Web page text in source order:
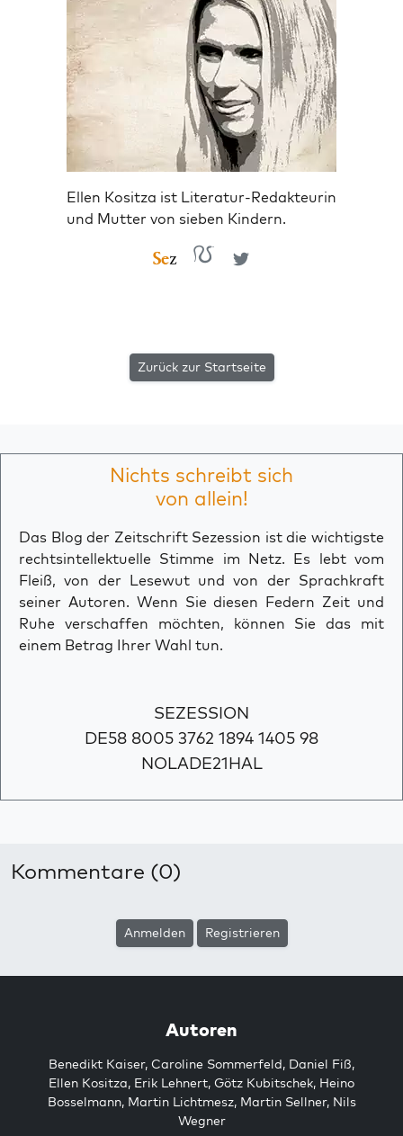
Ellen Kositza ist Literatur-Redakteurin
und Mutter von sieben Kindern.
Zurück zur Startseite
Nichts schreibt sich
von allein!
Das Blog der Zeitschrift Sezession ist die wichtigste
rechtsintellektuelle Stimme im Netz. Es lebt vom
Fleiß, von der Lesewut und von der Sprachkraft
seiner Autoren. Wenn Sie diesen Federn Zeit und
Ruhe verschaffen möchten, können Sie das mit
einem Betrag Ihrer Wahl tun.
SEZESSION
DE58 8005 3762 1894 1405 98
NOLADE21HAL
Kommentare (0)
Anmelden Registrieren
Autoren
Benedikt Kaiser, Caroline Sommerfeld, Daniel Fiß,
Ellen Kositza, Erik Lehnert, Götz Kubitschek, Heino
Bosselmann, Martin Lichtmesz, Martin Sellner, Nils
Wegner